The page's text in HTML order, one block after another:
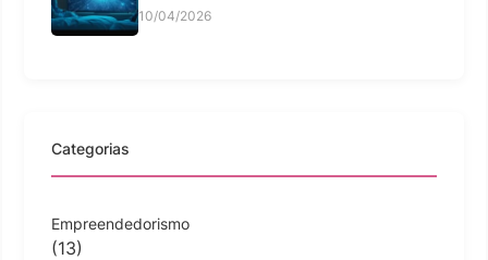
10/04/2026
Categorias
Empreendedorismo
(13)